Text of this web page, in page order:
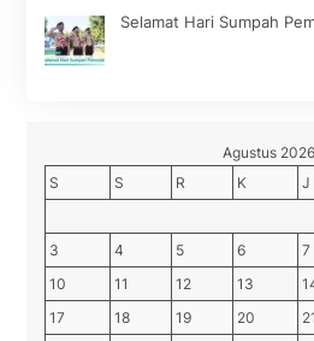
Selamat Hari Sumpah
Agustus 2026
S
S R K J
3
4 5 6 7
10
11 12 13
17
18 19 20 21